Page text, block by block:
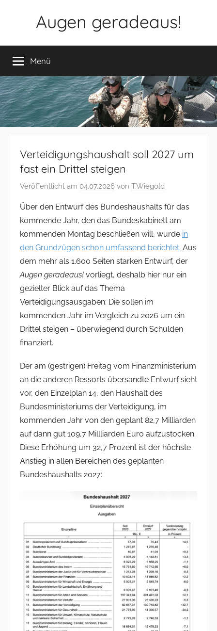
Augen geradeaus!
Menü
Verteidigungshaushalt soll 2027 um
fast ein Drittel steigen
Veröffentlicht am 04.07.2026 von T.Wiegold
Über den Entwurf des Bundeshaushalts für das
kommende Jahr, den das Bundeskabinett am
kommenden Montag beschließen will, wurde in
den Grundzügen schon umfassend berichtet. Aus
dem mehr als 1.600 Seiten starken Entwurf, der
Augen geradeaus! vorliegt, deshalb hier nur ein
gezielter Blick auf das Thema
Verteidigungsausgaben: Die sollen im
kommenden Jahr im Vergleich zu 2026 um ein
Drittel steigen – überwiegend durch Schulden
finanziert.
Der am (gestrigen) Freitag vom Finanzministerium
an die anderen Ressorts übersandte Entwurf sieht
vor, den Einzelplan 14, den Haushalt des
Bundesministeriums der Verteidigung, im
kommenden Jahr von den geplant 82,7 Milliarden
auf dann gut 109,7 Millliarden Euro aufzustocken.
Diese Erhöhung um 32,7 Prozent ist der höchste
Anstieg in allen Bereichen des geplanten
Bundeshaushalts 2027: